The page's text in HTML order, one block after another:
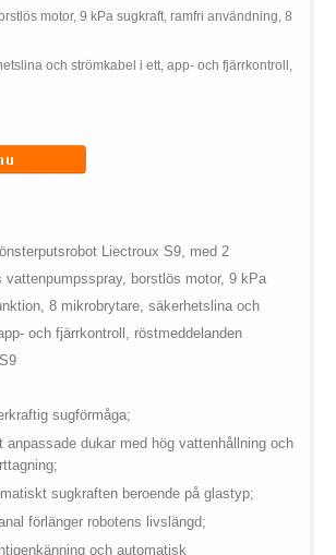
motor, 9 kPa sugkraft, ramfri användning, 8
och strömkabel i ett, app- och fjärrkontroll,
templates/theme100/templates/
Liectroux S9, med 2
vattenpumpsspray, borstlös motor, 9 kPa
8 mikrobrytare, säkerhetslina och
och fjärrkontroll, röstmeddelanden
S9
sugförmåga;
anpassade dukar med hög vattenhållning och
sugkraften beroende på glastyp;
förlänger robotens livslängd;
och automatisk